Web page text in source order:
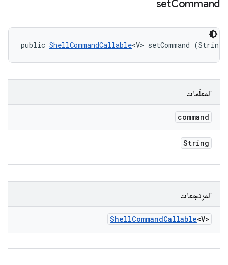
setCommand
public ShellCommandCallable<V> setCommand (String
المعلَمات
command
String
المرتجعات
ShellCommandCallable<V>